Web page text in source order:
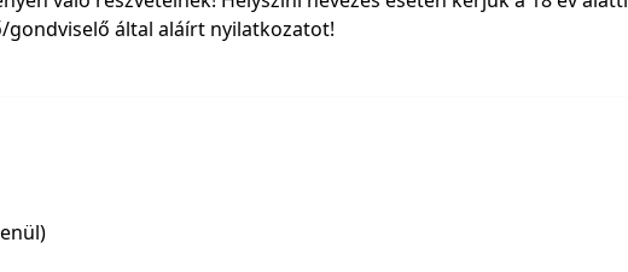
által aláírt nyilatkozatot!